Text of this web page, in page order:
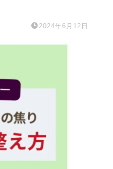
2024年6月12日